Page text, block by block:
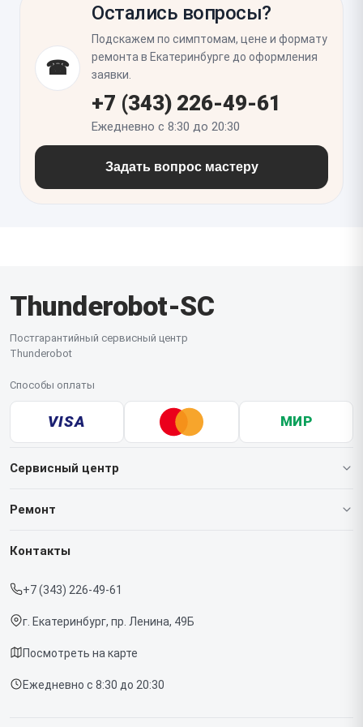
запрокидывания назад. Важно проверить
равномерность зазоров, работу матрицы при
разных углах открытия и отсутствие давления на
экран в закрытом положении.
☎
Остались вопросы?
Подскажем по симптомам, цене и формату
ремонта в Екатеринбурге до оформления
заявки.
+7 (343) 226-49-61
Ежедневно с 8:30 до 20:30
Задать вопрос мастеру
Thunderobot-SC
Постгарантийный сервисный центр
Thunderobot
Способы оплаты
VISA МИР
Сервисный центр
О нашем сервисе
Срочный ремонт
Доставка и способы оплаты
Диагностика
Контакты
Ремонт
Ноутбуков
Контакты
+7 (343) 226-49-61
г. Екатеринбург, пр. Ленина, 49Б
Посмотреть на карте
Ежедневно с 8:30 до 20:30